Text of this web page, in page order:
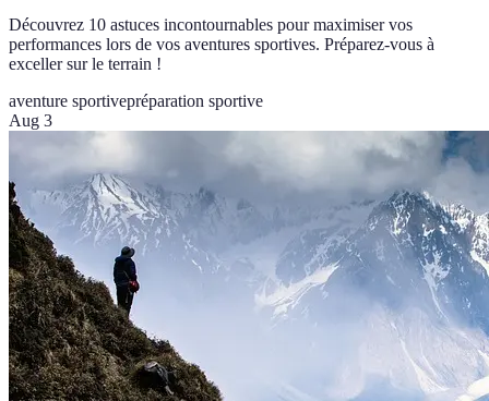
Découvrez 10 astuces incontournables pour maximiser vos
performances lors de vos aventures sportives. Préparez-vous à
exceller sur le terrain !
aventure sportivepréparation sportive
Aug 3